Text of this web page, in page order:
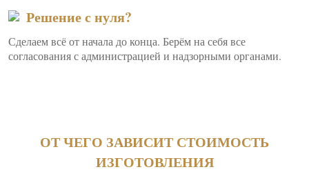
Решение с нуля?
Сделаем всё от начала до конца. Берём на себя все
согласования с администрацией и надзорными органами.
ОТ ЧЕГО ЗАВИСИТ СТОИМОСТЬ
ИЗГОТОВЛЕНИЯ